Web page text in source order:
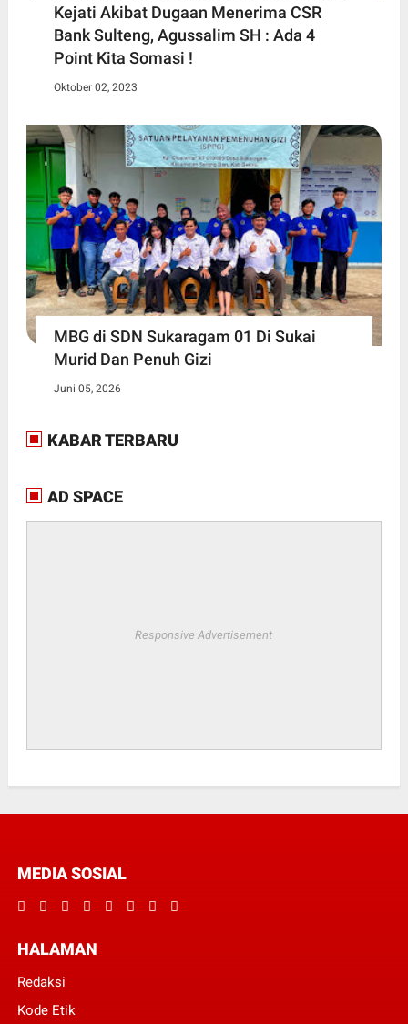
Kejati Akibat Dugaan Menerima CSR
Bank Sulteng, Agussalim SH : Ada 4
Point Kita Somasi !
Oktober 02, 2023
MBG di SDN Sukaragam 01 Di Sukai
Murid Dan Penuh Gizi
Juni 05, 2026
KABAR TERBARU
AD SPACE
Responsive Advertisement
MEDIA SOSIAL
HALAMAN
Redaksi
Kode Etik